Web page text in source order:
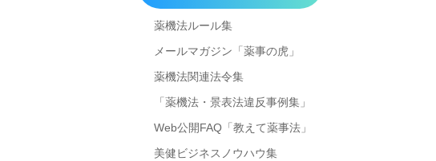
薬機法ルール集
メールマガジン「薬事の虎」
薬機法関連法令集
「薬機法・景表法違反事例集」
Web公開FAQ「教えて薬事法」
美健ビジネスノウハウ集